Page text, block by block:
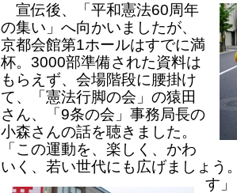
宣伝後、「平和憲法60周年
の集い」へ向かいましたが、
京都会館第1ホールはすでに満
杯。3000部準備された資料は
もらえず、会場階段に腰掛け
て、「憲法行脚の会」の猿田
さん、「9条の会」事務局長の
小森さんの話を聴きました。
「この運動を、楽しく、かわ
いく、若い世代にも広げましょう
す